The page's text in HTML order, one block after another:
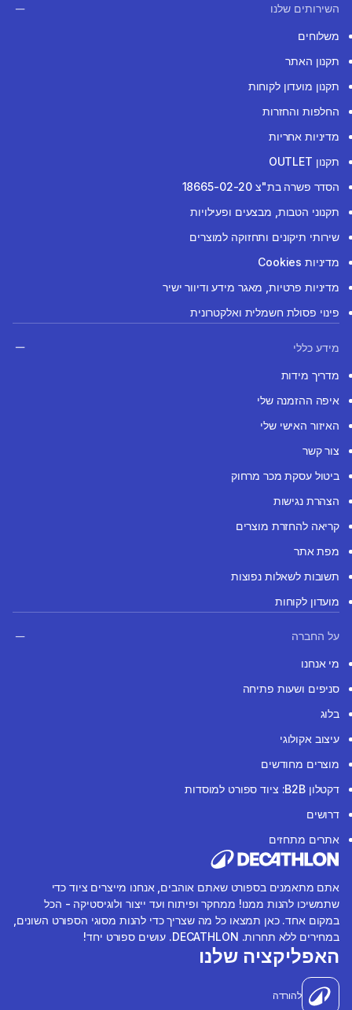
השירותים שלנו
משלוחים
תקנון האתר
תקנון מועדון לקוחות
החלפות והחזרות
מדיניות אחריות
תקנון OUTLET
הסדר פשרה בת"צ 18665-02-20
תקנוני הטבות, מבצעים ופעילויות
שירותי תיקונים ותחזוקה למוצרים
מדיניות Cookies
מדיניות פרטיות, מאגר מידע ודיוור ישיר
פינוי פסולת חשמלית ואלקטרונית
מידע כללי
מדריך מידות
איפה ההזמנה שלי
האיזור האישי שלי
צור קשר
ביטול עסקת מכר מרחוק
הצהרת נגישות
קריאה להחזרת מוצרים
מפת אתר
תשובות לשאלות נפוצות
מועדון לקוחות
על החברה
מי אנחנו
סניפים ושעות פתיחה
בלוג
עיצוב אקולוגי
מוצרים מחודשים
דקטלון B2B: ציוד ספורט למוסדות
דרושים
אתרים מתחזים
אתם מתאמנים בספורט שאתם אוהבים, אנחנו מייצרים ציוד כדי
שתמשיכו להנות ממנו! ממחקר ופיתוח ועד ייצור ולוגיסטיקה - הכל
במקום אחד. כאן תמצאו כל מה שצריך כדי להנות מסוגי הספורט השונים,
במחירים ללא תחרות. DECATHLON. עושים ספורט יחד!
האפליקציה שלנו
להורדה